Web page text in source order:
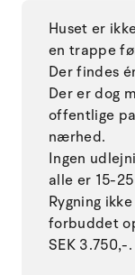
Huset er
en trappe
Der findes
Der er dog
offentlige
nærhed.
Ingen
alle er 15-
Rygning
forbuddet
SEK 3.750,-.